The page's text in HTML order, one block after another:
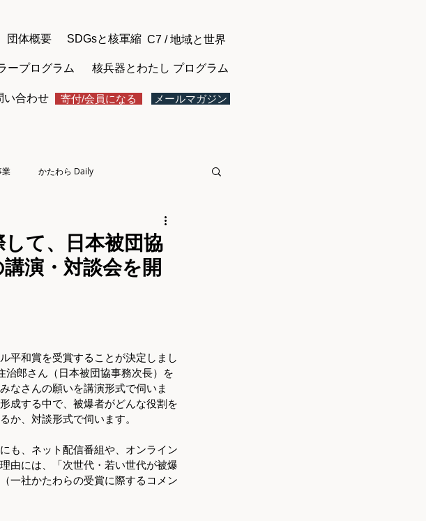
団体概要 SDGsと核軍縮 C7 / 地域と世界
核兵器とわたし プログラム
ープログラム
い合わせ ​寄付/会員になる メールマガジン
業 かたわら Daily
て、日本被団協
演・対談会を開
平和賞を受賞することが決定しまし
郎さん（日本被団協事務次長）を
なさんの願いを講演形式で伺いま
成する中で、被爆者がどんな役割を
か、対談形式で伺います。
も、ネット配信番組や、オンライン
由には、「次世代・若い世代が被爆
一社かたわらの受賞に際するコメン